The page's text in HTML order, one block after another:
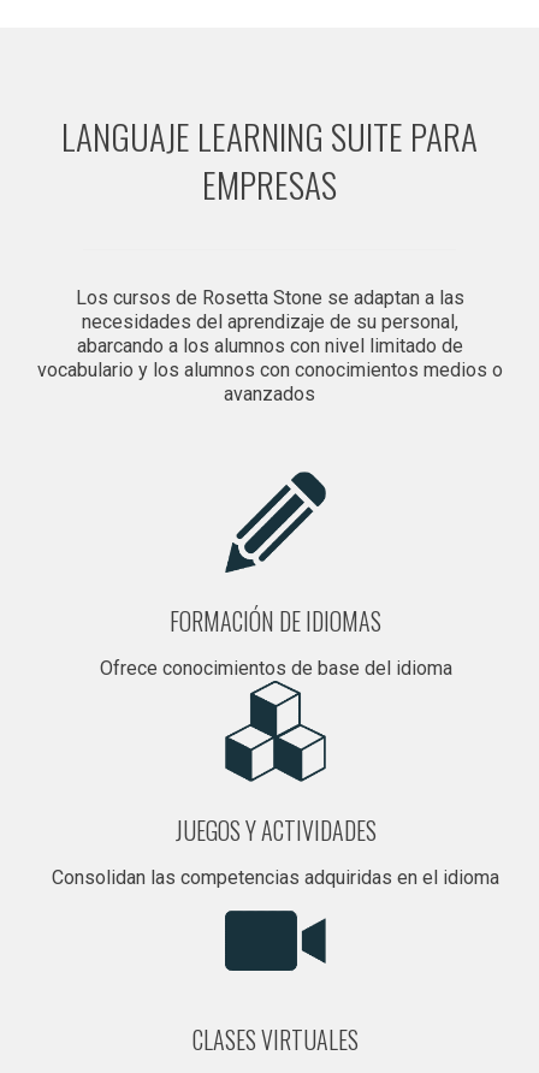
LANGUAJE LEARNING SUITE PARA
EMPRESAS
Los cursos de Rosetta Stone se adaptan a las
necesidades del aprendizaje de su personal,
abarcando a los alumnos con nivel limitado de
vocabulario y los alumnos con conocimientos medios o
avanzados
FORMACIÓN DE IDIOMAS
Ofrece conocimientos de base del idioma
JUEGOS Y ACTIVIDADES
Consolidan las competencias adquiridas en el idioma
CLASES VIRTUALES